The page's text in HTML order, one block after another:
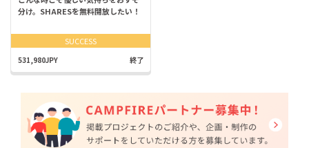
分け。SHARESを無料開放したい！
SUCCESS
531,980JPY 終了